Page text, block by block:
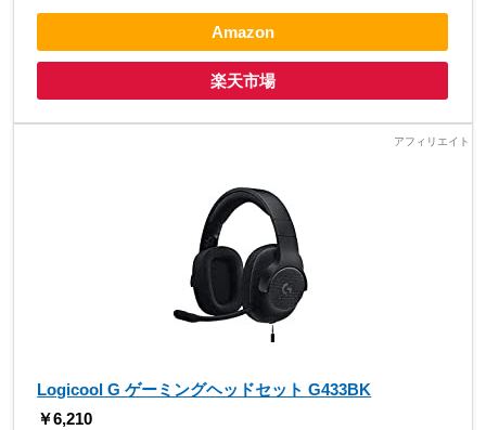
Amazon
楽天市場
Logicool G ゲーミングヘッドセット G433BK
￥6,210